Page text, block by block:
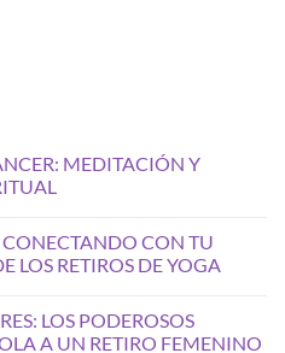
MEDITACIÓN Y
CONECTANDO CON TU
LOS RETIROS DE YOGA
LOS PODEROSOS
A UN RETIRO FEMENINO